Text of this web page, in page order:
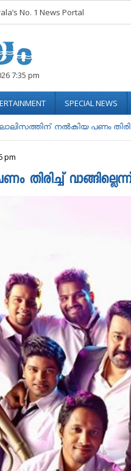
No. 1 News Portal
7:35 pm
SPECIAL NEWS
ലാലിസത്തിന് നല്‍കിയ പണം
pm
തിരിച്ച്